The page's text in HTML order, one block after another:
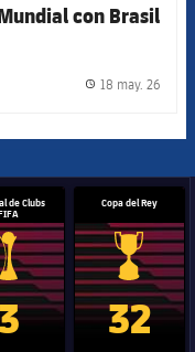
con Brasil
18 may. 26
Campeones
de Clubs
Trofeo del Mundial de
Copa del Rey
Copa del
32